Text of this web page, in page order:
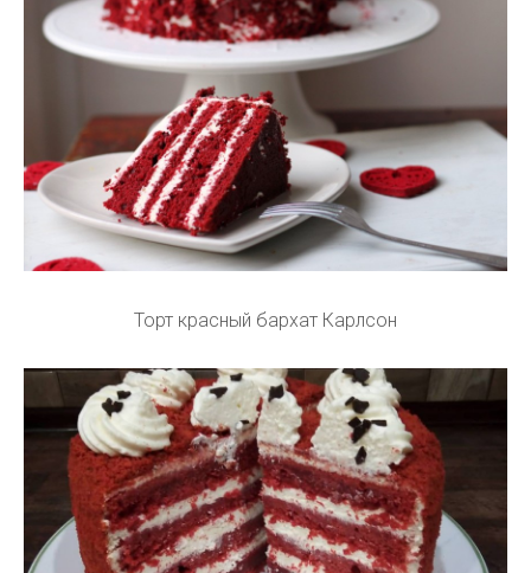
Торт красный бархат Карлсон